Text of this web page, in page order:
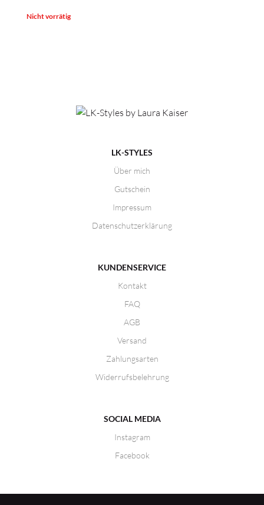
Nicht vorrätig
LK-STYLES
Über mich
Gutschein
Impressum
Datenschutzerklärung
KUNDENSERVICE
Kontakt
FAQ
AGB
Versand
Zahlungsarten
Widerrufsbelehrung
SOCIAL MEDIA
Instagram
Facebook